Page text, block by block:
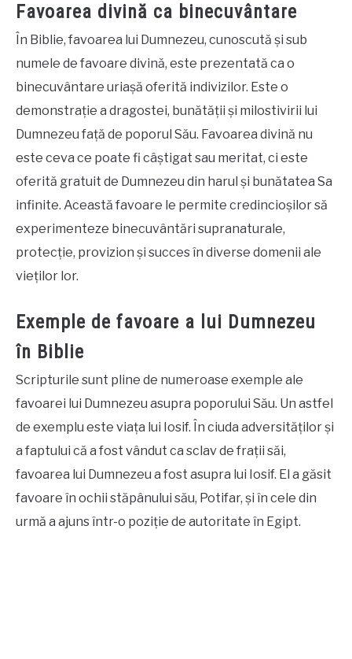
Favoarea divină ca binecuvântare
În Biblie, favoarea lui Dumnezeu, cunoscută și sub
numele de favoare divină, este prezentată ca o
binecuvântare uriașă oferită indivizilor. Este o
demonstrație a dragostei, bunătății și milostivirii lui
Dumnezeu față de poporul Său. Favoarea divină nu
este ceva ce poate fi câștigat sau meritat, ci este
oferită gratuit de Dumnezeu din harul și bunătatea Sa
infinite. Această favoare le permite credincioșilor să
experimenteze binecuvântări supranaturale,
protecție, provizion și succes în diverse domenii ale
vieților lor.
Exemple de favoare a lui Dumnezeu
în Biblie
Scripturile sunt pline de numeroase exemple ale
favoarei lui Dumnezeu asupra poporului Său. Un astfel
de exemplu este viața lui Iosif. În ciuda adversităților și
a faptului că a fost vândut ca sclav de frații săi,
favoarea lui Dumnezeu a fost asupra lui Iosif. El a găsit
favoare în ochii stăpânului său, Potifar, și în cele din
urmă a ajuns într-o poziție de autoritate în Egipt.